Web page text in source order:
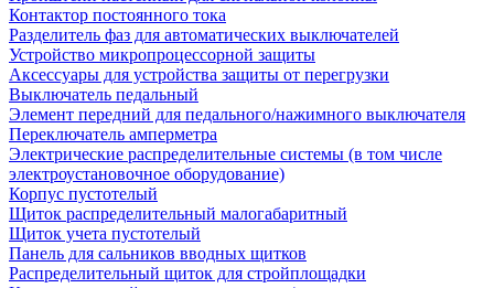
Контактор постоянного тока
Разделитель фаз для автоматических выключателей
Устройство микропроцессорной защиты
Аксессуары для устройства защиты от перегрузки
Выключатель педальный
Элемент передний для педального/нажимного выключателя
Переключатель амперметра
Электрические распределительные системы (в том числе
электроустановочное оборудование)
Корпус пустотелый
Щиток распределительный малогабаритный
Щиток учета пустотелый
Панель для сальников вводных щитков
Распределительный щиток для стройплощадки